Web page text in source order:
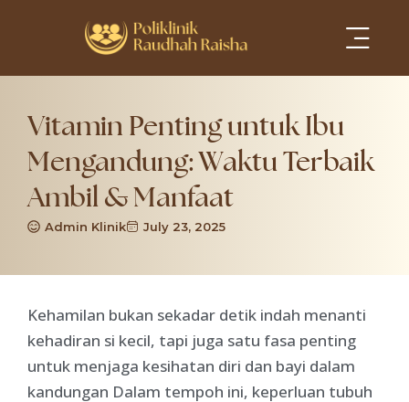
Vitamin Penting untuk Ibu
Mengandung: Waktu Terbaik
Ambil & Manfaat
Admin Klinik July 23, 2025
Kehamilan bukan sekadar detik indah menanti
kehadiran si kecil, tapi juga satu fasa penting
untuk menjaga kesihatan diri dan bayi dalam
kandungan Dalam tempoh ini, keperluan tubuh